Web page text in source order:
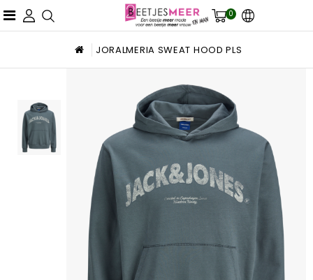
0
JORALMERIA SWEAT HOOD PLS